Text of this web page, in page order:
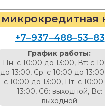
+7‒937‒488‒53‒83
График работы:
Пн: с 10:00 до 13:00, Вт: с
до 13:00, Ср: с 10:00 до
с 10:00 до 13:00, Пт: с
13:00, Сб: выходной, Вс:
выходной